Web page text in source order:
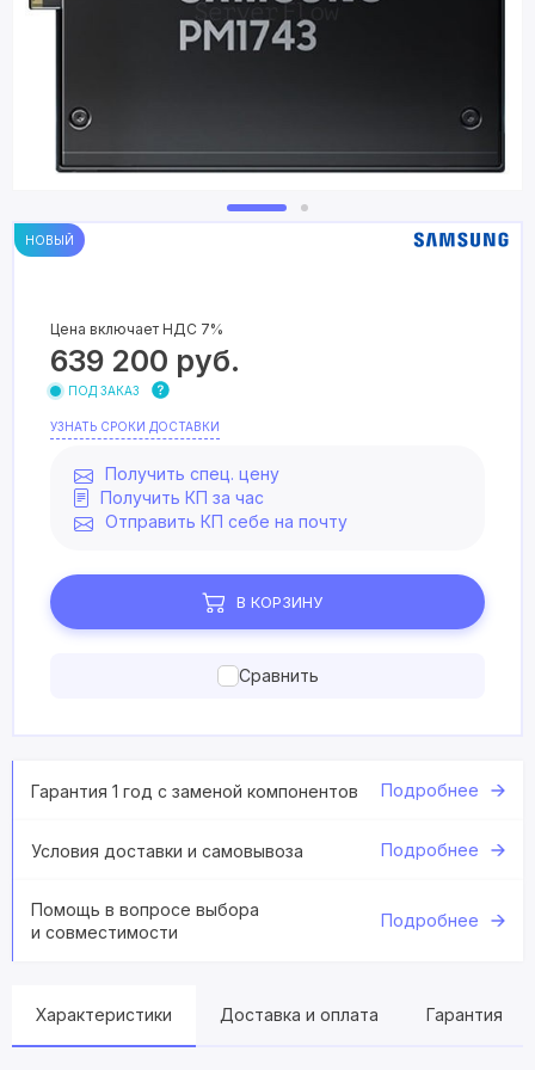
НОВЫЙ
Цена включает НДС 7%
639 200 руб.
ПОД ЗАКАЗ
УЗНАТЬ СРОКИ ДОСТАВКИ
Получить спец. цену
Получить КП за час
Отправить КП себе на почту
В КОРЗИНУ
Сравнить
Гарантия 1 год с заменой компонентов Подробнее
Условия доставки и самовывоза Подробнее
Помощь в вопросе выбора
и совместимости
Подробнее
Характеристики Доставка и оплата Гарантия